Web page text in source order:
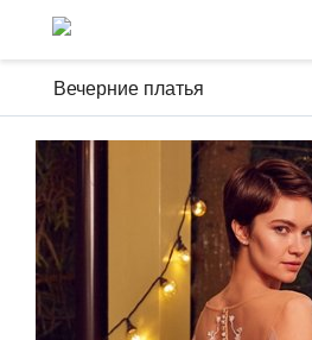
Вечерние платья